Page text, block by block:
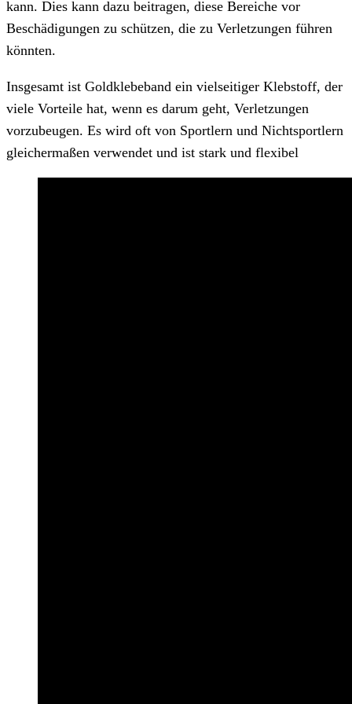
kann. Dies kann dazu beitragen, diese Bereiche vor
Beschädigungen zu schützen, die zu Verletzungen führen
könnten.
Insgesamt ist Goldklebeband ein vielseitiger Klebstoff, der
viele Vorteile hat, wenn es darum geht, Verletzungen
vorzubeugen. Es wird oft von Sportlern und Nichtsportlern
gleichermaßen verwendet und ist stark und flexibel